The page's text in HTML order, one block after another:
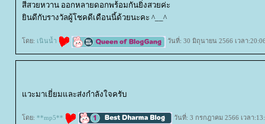
สีสวยหวาน ออกหลายดอกพร้อมกันยิ่งสวยค่ะ
ินดีกับรางวัลผู้โชคดีเดือนนี้ด้วยนะคะ ^__^
ดย: เนินน้ำ วันที่: 30 มิถุนายน 2566 เวลา
วะมาเยี่ยมและส่งกำลังใจครับ
ดย: **mp5** วันที่: 3 กรกฎาคม 2566 เวลา